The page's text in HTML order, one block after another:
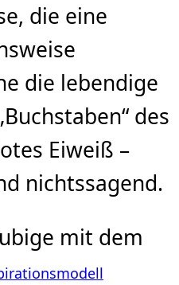
die eine
die lebendige
des
Eiweiß –
nichtssagend.
mit dem